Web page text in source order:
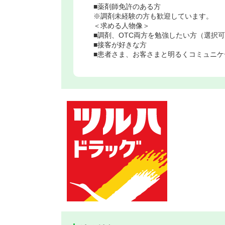
■薬剤師免許のある方
※調剤未経験の方も歓迎しています。
＜求める人物像＞
■調剤、OTC両方を勉強したい方（選択可
■接客が好きな方
■患者さま、お客さまと明るくコミュニ